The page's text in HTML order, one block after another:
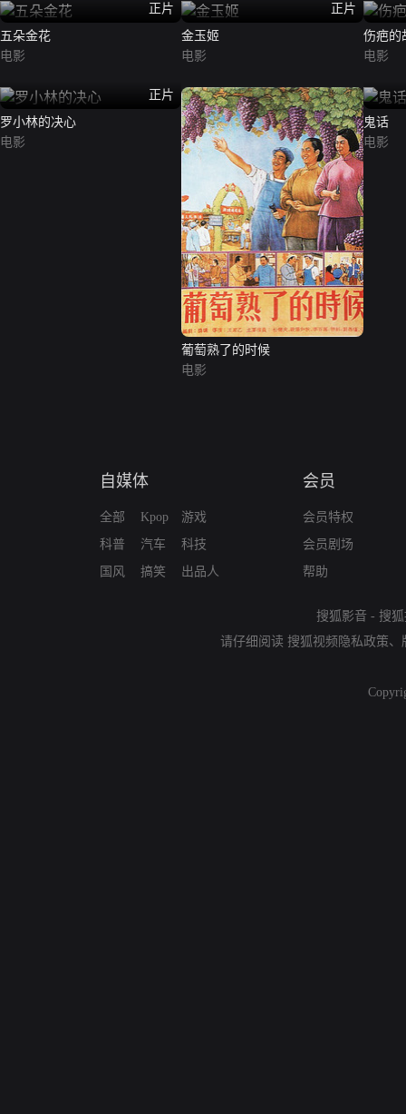
正片
五朵金花
电影
正片
金玉姬
电影
伤疤的
电影
正片
罗小林的决心
电影
葡萄熟了的时候
电影
鬼话
电影
自媒体
全部
科普
国风
Kpop
汽车
搞笑
游戏
科技
出品人
会员
会员特权
会员剧场
帮助
搜狐影音 - 搜
请仔细阅读 搜狐视频隐私政策、